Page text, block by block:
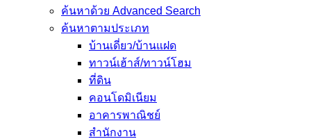
ค้นหาด้วย Advanced Search
ค้นหาตามประเภท
บ้านเดี่ยว/บ้านแฝด
ทาวน์เฮ้าส์/ทาวน์โฮม
ที่ดิน
คอนโดมิเนียม
อาคารพาณิชย์
สำนักงาน